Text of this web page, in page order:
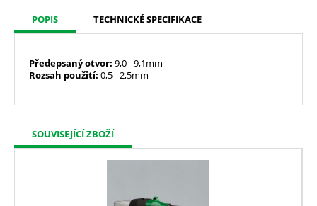
POPIS TECHNICKÉ SPECIFIKACE
Předepsanýotvor: 9,0 - 9,1mm
Rozsah použití: 0,5 - 2,5mm
SOUVISEJÍCÍ ZBOŽÍ